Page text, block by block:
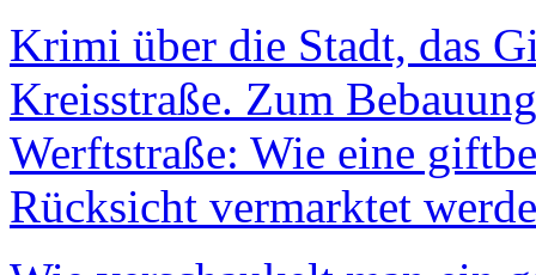
Krimi über die Stadt, das
Kreisstraße. Zum
Werftstraße: Wie eine
Rücksicht vermarktet